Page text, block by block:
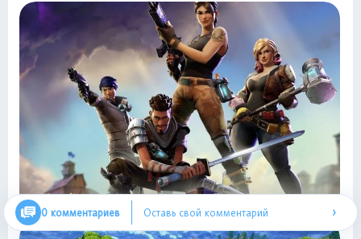
0 комментариев Оставь свой комментарий ›